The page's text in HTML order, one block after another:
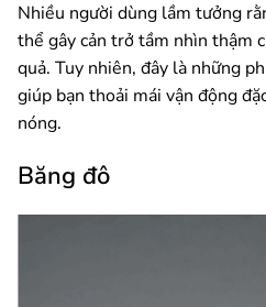
Nhiều người dùng lầm tưởng
thể gây cản trở tầm nhìn thậm
quả. Tuy nhiên, đây là những
giúp bạn thoải mái vận động
nóng.
Băng đô